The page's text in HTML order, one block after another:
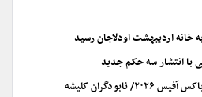
اردیبهشت اودلاجان رسید
با انتشار سه حکم جدید
کلیشه